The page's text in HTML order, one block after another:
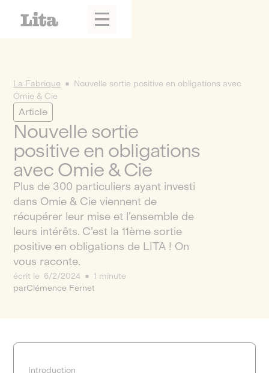
La Fabrique
Nouvelle sortie positive en obligations avec
Omie & Cie
Article
Nouvelle sortie
positive en obligations
avec Omie & Cie
Plus de 300 particuliers ayant investi
dans Omie & Cie viennent de
récupérer leur mise et l’ensemble de
leurs intérêts. C’est la 11ème sortie
positive en obligations de LITA ! On
vous raconte.
écrit le 6/2/2024
1 minute
parClémence Fernet
Introduction